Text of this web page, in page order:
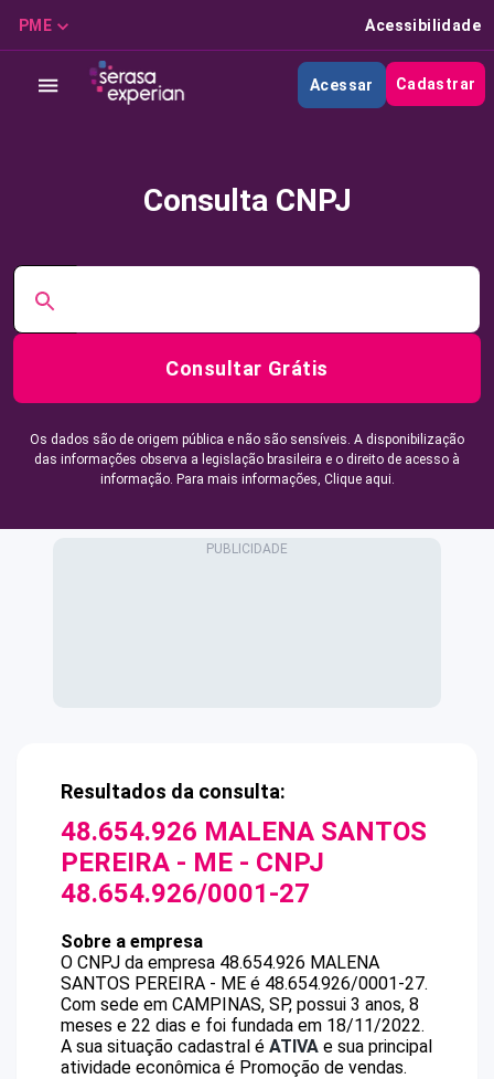
PME Acessibilidade
Acessar Cadastrar
Consulta CNPJ
Consultar Grátis
Os dados são de origem pública e não são sensíveis. A disponibilização
das informações observa a legislação brasileira e o direito de acesso à
informação. Para mais informações, Clique aqui.
Resultados da consulta:
48.654.926 MALENA SANTOS
PEREIRA - ME - CNPJ
48.654.926/0001-27
Sobre a empresa
O CNPJ da empresa 48.654.926 MALENA
SANTOS PEREIRA - ME é 48.654.926/0001-27.
Com sede em CAMPINAS, SP, possui 3 anos, 8
meses e 22 dias e foi fundada em 18/11/2022.
A sua situação cadastral é ATIVA e sua principal
atividade econômica é Promoção de vendas.